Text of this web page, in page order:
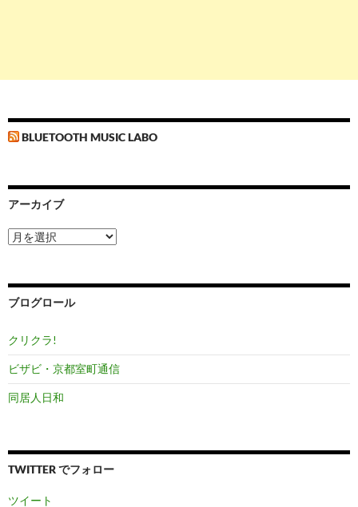
BLUETOOTH MUSIC LABO
アーカイブ
ア
ー
ブ
ブログロール
クリクラ!
ビザビ・京都室町通信
同居人日和
TWITTER でフォロー
ツイート